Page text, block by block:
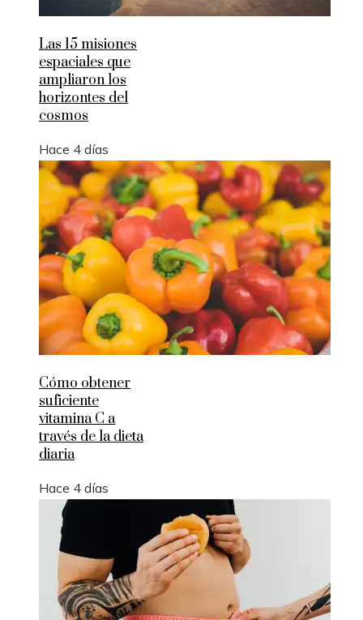
Las 15 misiones
espaciales que
ampliaron los
horizontes del
cosmos
Hace 4 días
Cómo obtener
suficiente
vitamina C a
través de la dieta
diaria
Hace 4 días